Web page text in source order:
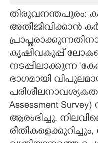
CARTOONS
LITERATURE
ZOOM
CONTACT US
തിരുവനന്തപുരം:
അതിജീവിക്കാൻ
കൃഷിവകുപ്പ്
നടപ്പിലാക്കുന്ന
ഭാഗമായി
പരിശീലനാവശ്യകതാ
Assessment
ആരംഭിച്ചു.